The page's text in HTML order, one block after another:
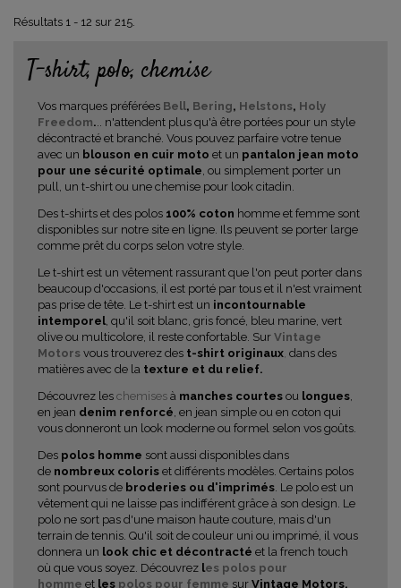
Résultats 1 - 12 sur 215.
T-shirt, polo, chemise
Vos marques préférées Bell, Bering, Helstons, Holy
Freedom... n'attendent plus qu'à être portées pour un style
décontracté et branché. Vous pouvez parfaire votre tenue
avec un blouson en cuir moto et un pantalon jean moto
pour une sécurité optimale, ou simplement porter un
pull, un t-shirt ou une chemise pour look citadin.
Des t-shirts et des polos 100% coton homme et femme sont
disponibles sur notre site en ligne. Ils peuvent se porter large
comme prêt du corps selon votre style.
Le t-shirt est un vêtement rassurant que l'on peut porter dans
beaucoup d'occasions, il est porté par tous et il n'est vraiment
pas prise de tête. Le t-shirt est un incontournable
intemporel, qu'il soit blanc, gris foncé, bleu marine, vert
olive ou multicolore, il reste confortable. Sur Vintage
Motors vous trouverez des t-shirt originaux, dans des
matières avec de la texture et du relief.
Découvrez les chemises à manches courtes ou longues,
en jean denim renforcé, en jean simple ou en coton qui
vous donneront un look moderne ou formel selon vos goûts.
Des polos homme sont aussi disponibles dans
de nombreux coloris et différents modèles. Certains polos
sont pourvus de broderies ou d'imprimés. Le polo est un
vêtement qui ne laisse pas indifférent grâce à son design. Le
polo ne sort pas d'une maison haute couture, mais d'un
terrain de tennis. Qu'il soit de couleur uni ou imprimé, il vous
donnera un look chic et décontracté et la french touch
où que vous soyez. Découvrez les polos pour
homme et les polos pour femme sur Vintage Motors.